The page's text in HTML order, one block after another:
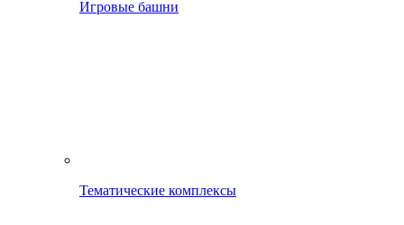
Игровые башни
Тематические комплексы